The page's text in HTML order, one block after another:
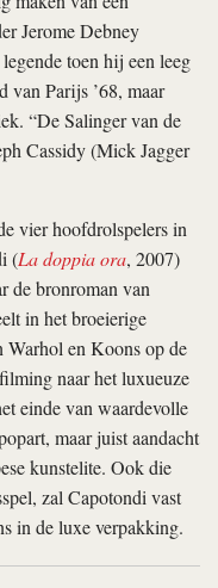
Jerome Debney
toen hij een leeg
van Parijs ’68, maar
“De Salinger van de
Cassidy (Mick Jagger
vier hoofdrolspelers in
(La doppia ora, 2007)
de bronroman van
in het broeierige
en Koons op de
naar het luxueuze
einde van waardevolle
maar juist aandacht
kunstelite. Ook die
zal Capotondi vast
in de luxe verpakking.